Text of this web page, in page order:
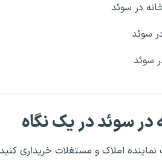
در سوئد
سوئد
سوئد
در سوئد در یک نگاه
املاک و مستغلات خریداری